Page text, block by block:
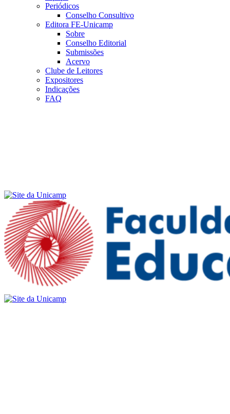
Periódicos
Conselho Consultivo
Editora FE-Unicamp
Sobre
Conselho Editorial
Submissões
Acervo
Clube de Leitores
Expositores
Indicações
FAQ